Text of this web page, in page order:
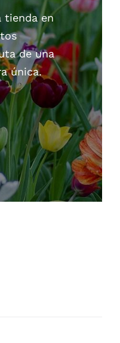
tienda en
de una
única.